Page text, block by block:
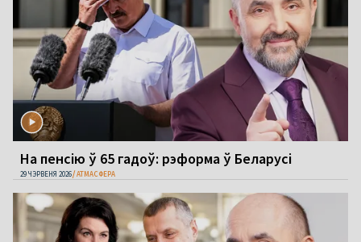
На пенсію ў 65 гадоў: рэформа ў Беларусі
29 ЧЭРВЕНЯ 2026 АТМАСФЕРА